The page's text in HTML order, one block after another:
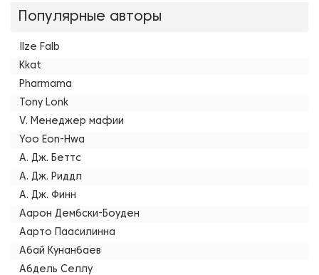
Популярные авторы
Ilze Falb
Kkat
Pharmama
Tony Lonk
V. Менеджер мафии
Yoo Eon-Hwa
А. Дж. Беттс
А. Дж. Риддл
А. Дж. Финн
Аарон Дембски-Боуден
Аарто Паасилинна
Абай Кунанбаев
Абдель Селлу